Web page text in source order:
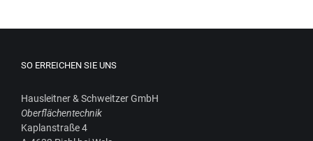
SO ERREICHEN SIE UNS
Haus­leit­ner & Schweit­zer GmbH
Ober­flä­chen­tech­nik
Kaplan­stra­ße 4